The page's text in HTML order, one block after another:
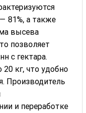
81%, а также
высева
позволяет
с гектара.
кг, что удобно
Производитель
и переработке